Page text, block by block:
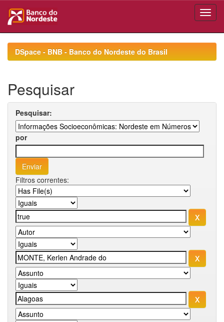
navigationDSpace - BNB - Banco do Nordeste do Brasil
Pesquisar
Pesquisar:
por
Filtros correntes: